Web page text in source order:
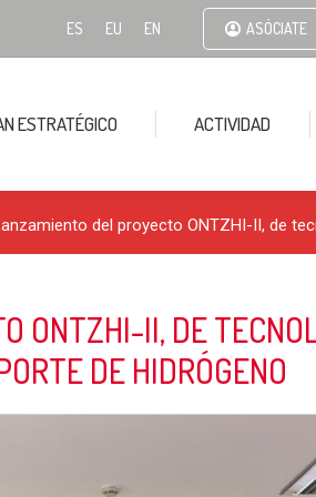
ES EU EN ASÓCIATE
ESTRATÉGICO ACTIVIDAD
del proyecto ONTZHI-II, de
ONTZHI-II, DE
DE HIDRÓGENO